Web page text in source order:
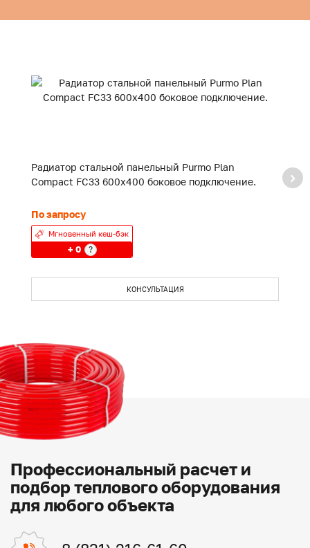
Радиатор стальной панельный Purmo Plan
Compact FC33 600x400 боковое подключение.
По запросу
Мгновенный кеш-бэк
+ 0 ?
КОНСУЛЬТАЦИЯ
Профессиональный расчет и
подбор теплового оборудования
для любого объекта